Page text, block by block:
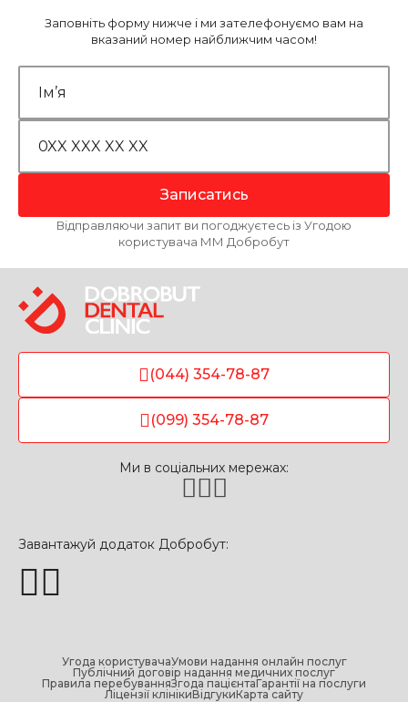
Заповніть форму нижче і ми зателефонуємо вам на
вказаний номер найближчим часом!
Записатись
Відправляючи запит ви погоджуєтесь із Угодою
користувача ММ Добробут
(044) 354-78-87
(099) 354-78-87
Ми в соціальних мережах:
Завантажуй додаток Добробут:
Угода користувачаУмови надання онлайн послуг
Публічний договір надання медичних послуг
Правила перебуванняЗгода пацієнтаГарантії на послуги
Ліцензії клінікиВідгукиКарта сайту